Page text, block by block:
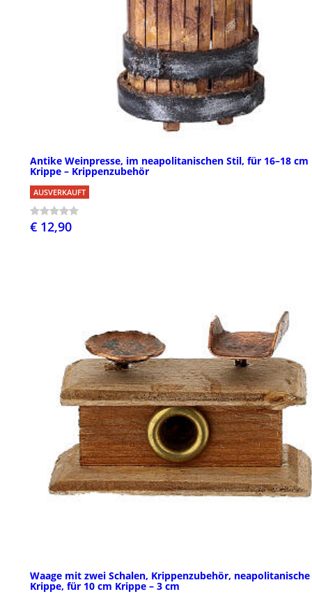
Antike Weinpresse, im neapolitanischen Stil, für 16–18 cm
Krippe – Krippenzubehör
AUSVERKAUFT
€ 12,90
Waage mit zwei Schalen, Krippenzubehör, neapolitanische
Krippe, für 10 cm Krippe – 3 cm